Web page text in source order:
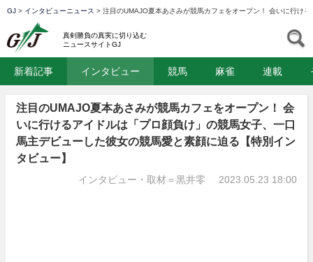
GJ > インタビューニュース > 注目のUMAJO夏本あさみが競馬カフェをオープン！ 会いに行け
真剣勝負の真実に切り込む
ニュースサイトGJ
新着記事 インタビュー 競馬 麻雀 連載
注目のUMAJO夏本あさみが競馬カフェをオープン！ 会
いに行けるアイドルは「プロ顔負け」の競馬女子、一口
馬主デビューした彼女の競馬愛と素顔に迫る【特別イン
タビュー】
インタビュー・取材＝黒井零 2023.05.23 18:00